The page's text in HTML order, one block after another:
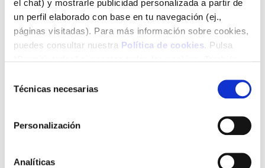
el chat) y mostrarle publicidad personalizada a partir de
un perfil elaborado con base en tu navegación (ej.,
páginas visitadas). Para más información sobre cookies,
puedes consultar nuestra Política de cookies. Pulsa
pulsando posteriormente “Permitir la selección”. Si
pulsas “Solo las necesarias” (o “Permitir la selección” sin
haber marcado ninguna casilla), únicamente utilizaremos
aquellas cookies necesarias para el funcionamiento del
Técnicas necesarias
Personalización
Analíticas
Edición